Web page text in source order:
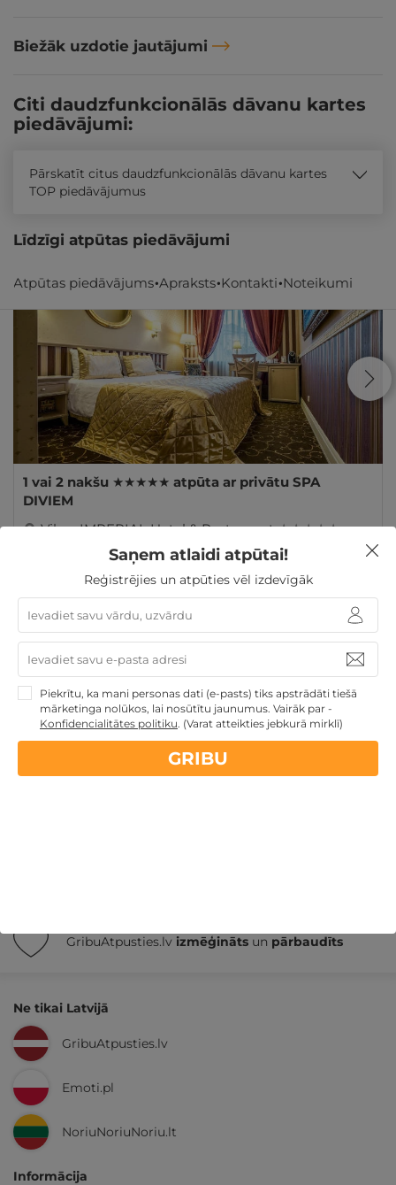
Biežāk uzdotie jautājumi
Atpūtas piedāvājums Apraksts Kontakti Noteikumi
Citi daudzfunkcionālās dāvanu kartes
piedāvājumi:
Pārskatīt citus daudzfunkcionālās dāvanu kartes
TOP piedāvājumus
Līdzīgi atpūtas piedāvājumi
1 vai 2 nakšu ★★★★★ atpūta ar privātu SPA
DIVIEM
Viļņa,IMPERIAL Hotel & Restaurant ★ ★ ★ ★ ★
Atpūta Lieldienu brīvdienās
Atpūta maija brīvdienās
Dāvanas ar nakšņošanu
Romantiska atpūta pārim
Atpūta diviem
GribuAtpusties.lv izmēģināts un pārbaudīts
Ne tikai Latvijā
GribuAtpusties.lv
Emoti.pl
NoriuNoriuNoriu.lt
Informācija
Saņem atlaidi atpūtai!
Reģistrējies un atpūties vēl izdevīgāk
Piekrītu, ka mani personas dati (e-pasts) tiks apstrādāti tiešā
mārketinga nolūkos, lai nosūtītu jaunumus. Vairāk par -
Konfidencialitātes politiku. (Varat atteikties jebkurā mirklī)
GRIBU